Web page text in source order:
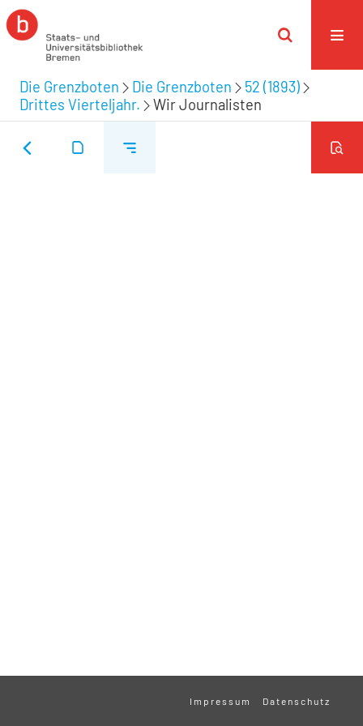
Die Grenzboten Die Grenzboten
52 (1893)
Drittes Vierteljahr.
Wir Journalisten
Impressum Datenschutz